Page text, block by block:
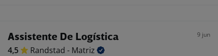
Assistente De Logística 9 jun
4,5 Randstad - Matriz